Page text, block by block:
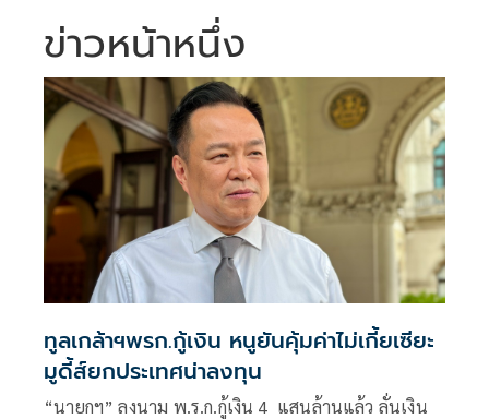
ข่าวหน้าหนึ่ง
ทูลเกล้าฯพรก.กู้เงิน หนูยันคุ้มค่าไม่เกี้ยเซียะ
มูดี้ส์ยกประเทศน่าลงทุน
“นายกฯ” ลงนาม พ.ร.ก.กู้เงิน 4 แสนล้านแล้ว ลั่นเงิน